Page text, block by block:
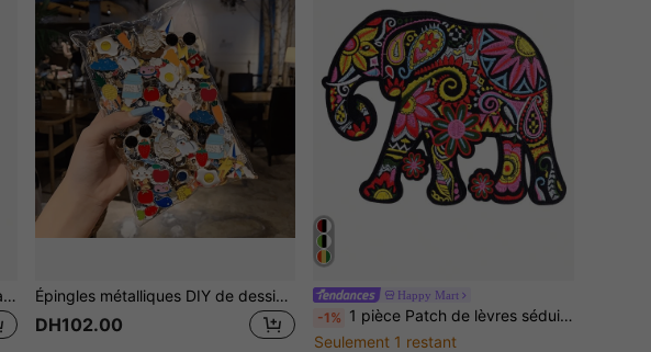
1 pièce Autocollant de tissu à repasser avec broderie de chat mignon. Patch pour vêtements, petit autocollant de réparation et de décoration de trou pour le DIY. Épingles métalliques DIY de dessin animé créatives, badges, accessoires de décoration pour vêtements, sac à dos, broches pour chapeau
DH102.00
Happy Mart
-1% 1 pièce Patch de lèvres séduisantes qui coulent, patch brodé de langue rouge sensuelle, patch brodé en polyester, décoration pour vêtements, accessoires, chaussures, chapeaux toute saison
Seulement 1 restant